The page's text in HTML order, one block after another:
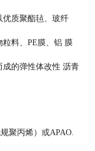
优质聚酯毡、玻纤
料、PE膜、铝 膜
的弹性体改性 沥青
规聚丙烯）或APAO.